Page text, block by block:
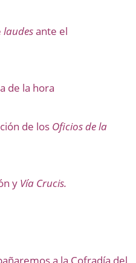
laudesante el
de la hora
de los Oficios de la
y Vía Crucis.